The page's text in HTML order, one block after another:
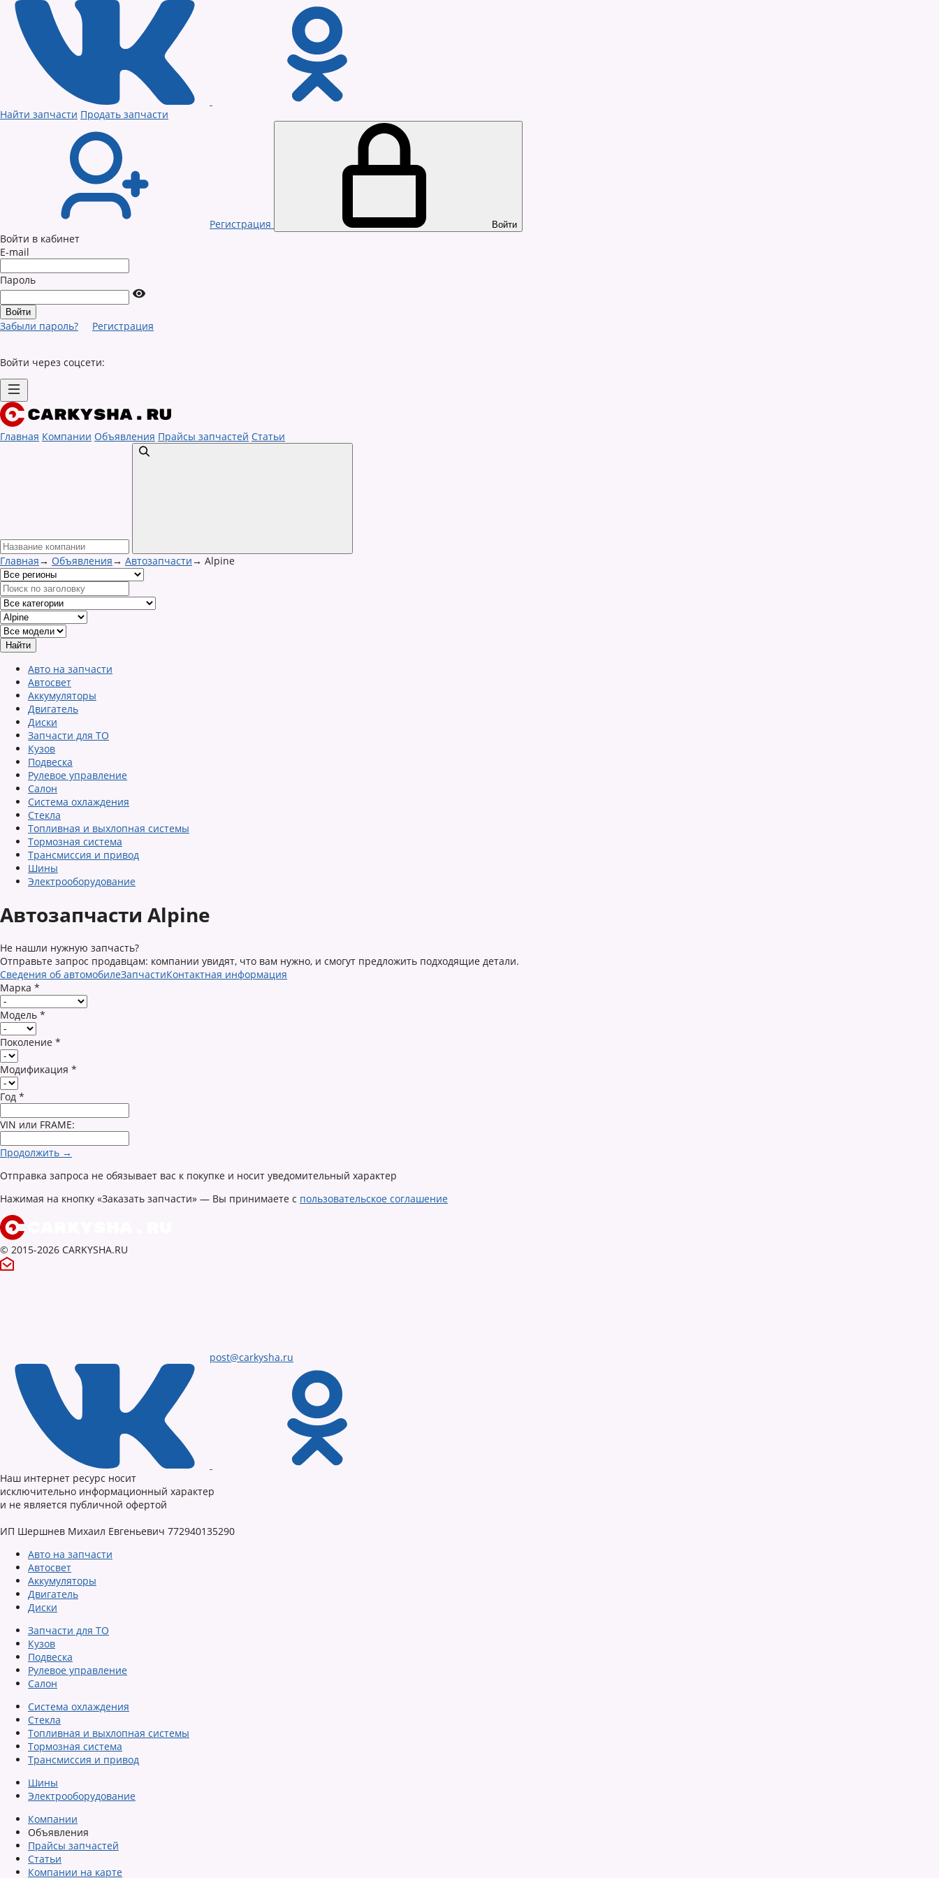
Найти запчасти Продать запчасти
Регистрация Войти
Войти в кабинет
E-mail
Пароль
Забыли пароль? Регистрация
Войти через соцсети:
Главная Компании Объявления Прайсы запчастей Статьи
Главная→ Объявления→ Автозапчасти→ Alpine
Авто на запчасти
Автосвет
Аккумуляторы
Двигатель
Диски
Запчасти для ТО
Кузов
Подвеска
Рулевое управление
Салон
Система охлаждения
Стекла
Топливная и выхлопная системы
Тормозная система
Трансмиссия и привод
Шины
Электрооборудование
Автозапчасти Alpine
Не нашли нужную запчасть?
Отправьте запрос продавцам: компании увидят, что вам нужно, и смогут предложить подходящие детали.
Сведения об автомобилеЗапчастиКонтактная информация
Марка *
Модель *
Поколение *
Модификация *
Год *
VIN или FRAME:
Продолжить →
Отправка запроса не обязывает вас к покупке и носит уведомительный характер
Нажимая на кнопку «Заказать запчасти» — Вы принимаете с пользовательское соглашение
© 2015-2026 CARKYSHA.RU
post@carkysha.ru
Наш интернет ресурс носит
исключительно информационный характер
и не является публичной офертой
ИП Шершнев Михаил Евгеньевич 772940135290
Авто на запчасти
Автосвет
Аккумуляторы
Двигатель
Диски
Запчасти для ТО
Кузов
Подвеска
Рулевое управление
Салон
Система охлаждения
Стекла
Топливная и выхлопная системы
Тормозная система
Трансмиссия и привод
Шины
Электрооборудование
Компании
Объявления
Прайсы запчастей
Статьи
Компании на карте